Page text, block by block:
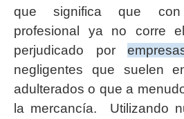
que significa que
profesional ya no corre
perjudicado por
negligentes que suelen
adulterados o que a
la mercancía. Utilizando